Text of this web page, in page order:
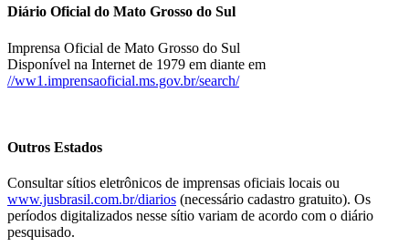
Diário Oficial do Mato Grosso do Sul
Imprensa Oficial de Mato Grosso do Sul
Disponível na Internet de 1979 em diante em
//ww1.imprensaoficial.ms.gov.br/search/
Outros Estados
Consultar sítios eletrônicos de imprensas oficiais locais ou
www.jusbrasil.com.br/diarios (necessário cadastro gratuito). Os
períodos digitalizados nesse sítio variam de acordo com o diário
pesquisado.